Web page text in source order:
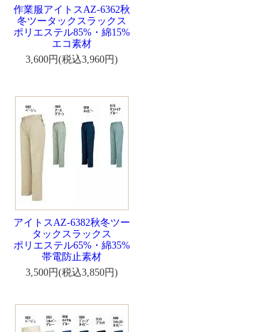
作業服アイトスAZ-6362秋
冬ツータックスラックス
ポリエステル85%・綿15%
エコ素材
3,600円(税込3,960円)
アイトスAZ-6382秋冬ツー
タックスラックス
ポリエステル65%・綿35%
帯電防止素材
3,500円(税込3,850円)